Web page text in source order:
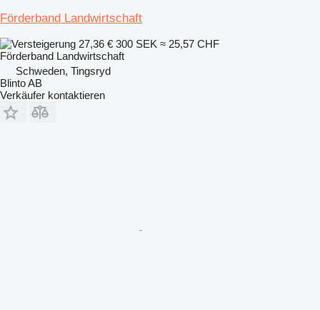
Förderband Landwirtschaft
27,36 € 300 SEK ≈ 25,57 CHF
Förderband Landwirtschaft
Schweden, Tingsryd
Blinto AB
Verkäufer kontaktieren